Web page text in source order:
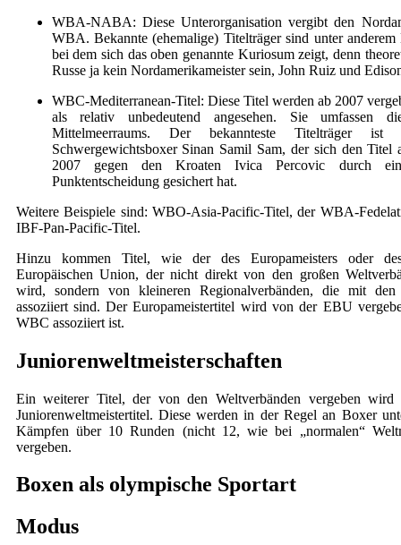
WBA-NABA: Diese Unterorganisation vergibt den
WBA. Bekannte (ehemalige) Titelträger sind unter
bei dem sich das oben genannte Kuriosum zeigt, denn
Russe ja kein Nordamerikameister sein, John Ruiz und
WBC-Mediterranean-Titel: Diese Titel werden ab 2007
als relativ unbedeutend angesehen. Sie umfassen
Mittelmeerraums. Der bekannteste Titelträger ist
Schwergewichtsboxer Sinan Samil Sam, der sich den Titel
2007 gegen den Kroaten Ivica Percovic durch
Punktentscheidung gesichert hat.
Weitere Beispiele sind: WBO-Asia-Pacific-Titel, der WBA-
IBF-Pan-Pacific-Titel.
Hinzu kommen Titel, wie der des Europameisters oder
Europäischen Union, der nicht direkt von den großen
wird, sondern von kleineren Regionalverbänden, die mit den
assoziiert sind. Der Europameistertitel wird von der EBU
WBC assoziiert ist.
Juniorenweltmeisterschaften
Ein weiterer Titel, der von den Weltverbänden vergeben
Juniorenweltmeistertitel. Diese werden in der Regel an Boxer
Kämpfen über 10 Runden (nicht 12, wie bei „normalen“
vergeben.
Boxen als olympische Sportart
Modus